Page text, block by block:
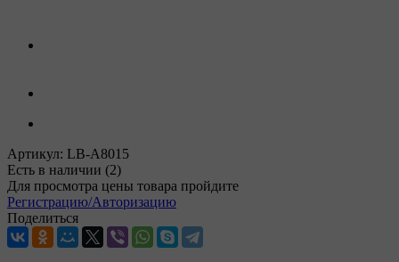
Артикул: LB-A8015
Есть в наличии (2)
Для просмотра цены товара пройдите
Регистрацию/Авторизацию
Поделиться